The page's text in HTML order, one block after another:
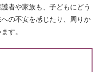
者や家族も、子どもにどう
の不安を感じたり、周りか
す。